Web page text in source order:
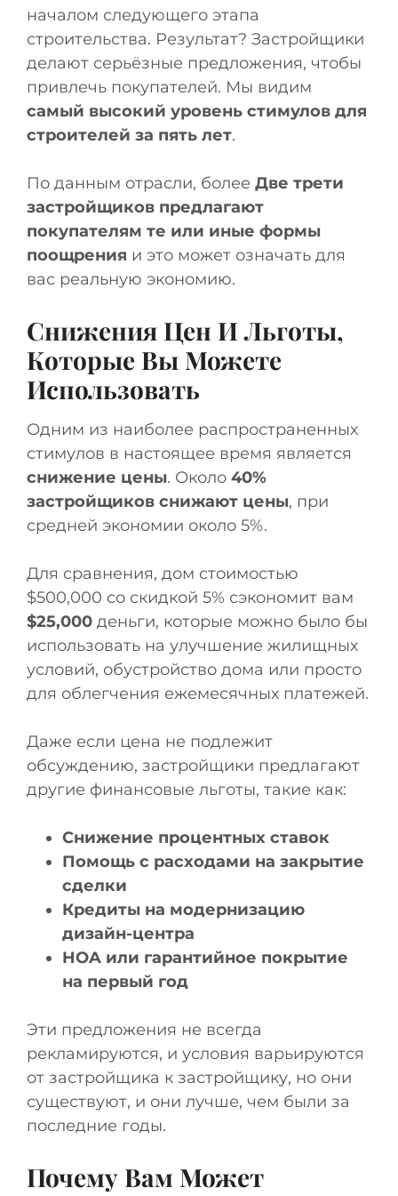
началом следующего этапа
строительства. Результат? Застройщики
делают серьёзные предложения, чтобы
привлечь покупателей. Мы видим
самый высокий уровень стимулов для
строителей за пять лет.
По данным отрасли, более Две трети
застройщиков предлагают
покупателям те или иные формы
поощрения и это может означать для
вас реальную экономию.
Снижения Цен И Льготы,
Которые Вы Можете
Использовать
Одним из наиболее распространенных
стимулов в настоящее время является
снижение цены. Около 40%
застройщиков снижают цены, при
средней экономии около 5%.
Для сравнения, дом стоимостью
$500,000 со скидкой 5% сэкономит вам
$25,000 деньги, которые можно было бы
использовать на улучшение жилищных
условий, обустройство дома или просто
для облегчения ежемесячных платежей.
Даже если цена не подлежит
обсуждению, застройщики предлагают
другие финансовые льготы, такие как:
Снижение процентных ставок
Помощь с расходами на закрытие
сделки
Кредиты на модернизацию
дизайн-центра
HOA или гарантийное покрытие
на первый год
Эти предложения не всегда
рекламируются, и условия варьируются
от застройщика к застройщику, но они
существуют, и они лучше, чем были за
последние годы.
Почему Вам Может